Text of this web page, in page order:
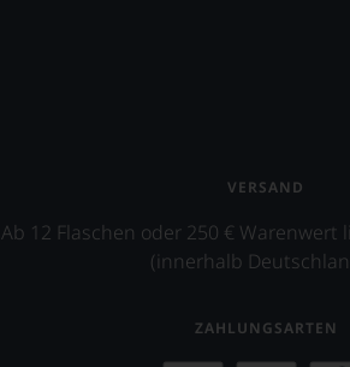
VERSAND
Ab 12 Flaschen oder 250 € Warenwert
(innerhalb
ZAHLUNGSARTEN